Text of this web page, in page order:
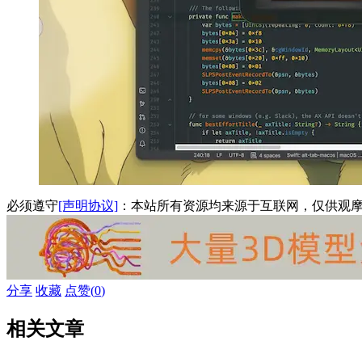
必须遵守[声明协议] ：本站所有资源均来源于互联网，仅供观
分享 收藏 点赞(0)
相关文章